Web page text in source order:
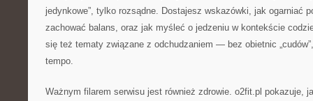
jedynkowe”, tylko rozsądne. Dostajesz wskazówki, jak ogarniać
zachować balans, oraz jak myśleć o jedzeniu w kontekście
się też tematy związane z odchudzaniem — bez obietnic
tempo.
Ważnym filarem serwisu jest również zdrowie. o2fit.pl pokazuje,